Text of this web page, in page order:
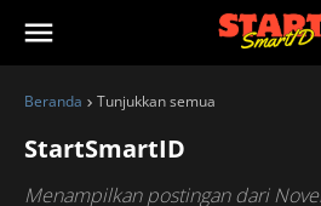
Beranda Tunjukkan semua
StartSmartID
Menampilkan postingan dari